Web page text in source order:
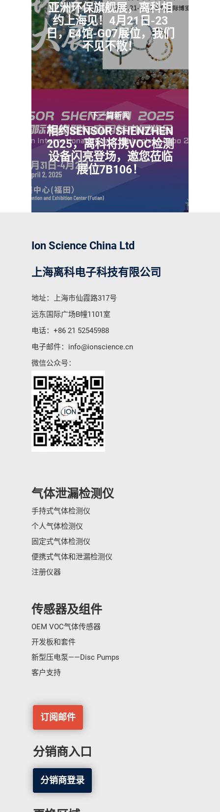
亚洲环保旗舰展，离科相
约上海见！4月21日-23
日，E4馆-G07展位，我们
不见不散！
下一篇新闻
相约SENSOR SHENZHEN
2025，离科将携VOC检测
设备闪亮登场，邀您莅临
展位7B106！
Ion Science China Ltd
上海离科电子科技有限公司
地址：上海市仙霞路317号
远东国际广场B幢1101室
电话： +86 21 52545988
电子邮件： info@ionscience.cn
微信公众号：
气体泄漏检测仪
手持式气体检测仪
个人气体检测仪
固定式气体检测仪
便携式气体和泄漏检测仪
注册仪器
传感器及组件
OEM VOC气体传感器
开发板和套件
新型压电泵——Disc Pumps
客户支持
订阅邮件
分销商入口
分销商登录